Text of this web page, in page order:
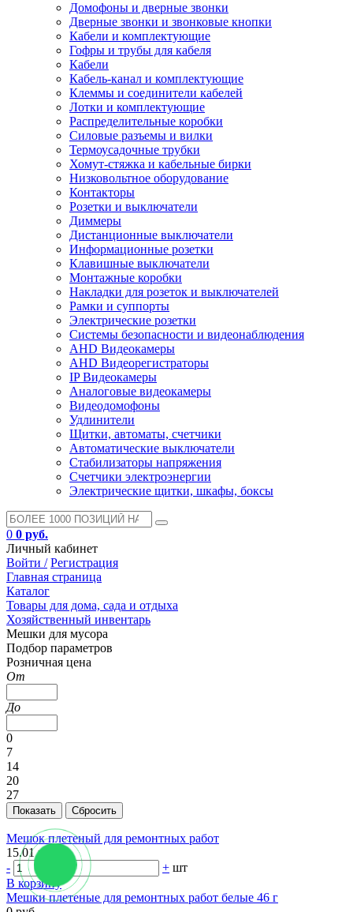
Домофоны и дверные звонки
Дверные звонки и звонковые кнопки
Кабели и комплектующие
Гофры и трубы для кабеля
Кабели
Кабель-канал и комплектующие
Клеммы и соединители кабелей
Лотки и комплектующие
Распределительные коробки
Силовые разъемы и вилки
Термоусадочные трубки
Хомут-стяжка и кабельные бирки
Низковольтное оборудование
Контакторы
Розетки и выключатели
Диммеры
Дистанционные выключатели
Информационные розетки
Клавишные выключатели
Монтажные коробки
Накладки для розеток и выключателей
Рамки и суппорты
Электрические розетки
Системы безопасности и видеонаблюдения
AHD Видеокамеры
AHD Видеорегистраторы
IP Видеокамеры
Аналоговые видеокамеры
Видеодомофоны
Удлинители
Щитки, автоматы, счетчики
Автоматические выключатели
Стабилизаторы напряжения
Счетчики электроэнергии
Электрические щитки, шкафы, боксы
0 0 руб.
Личный кабинет
Войти / Регистрация
Главная страница
Каталог
Товары для дома, сада и отдыха
Хозяйственный инвентарь
Мешки для мусора
Подбор параметров
Розничная цена
От
До
0
7
14
20
27
Мешок плетеный для ремонтных работ
15.01 руб.
-
+ шт
В корзину
Мешки плетеные для ремонтных работ белые 46 г